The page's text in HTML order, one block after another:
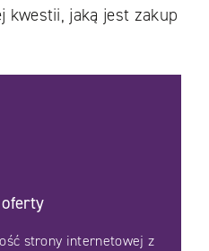
kwestii, jaką jest zakup
strony internetowej z